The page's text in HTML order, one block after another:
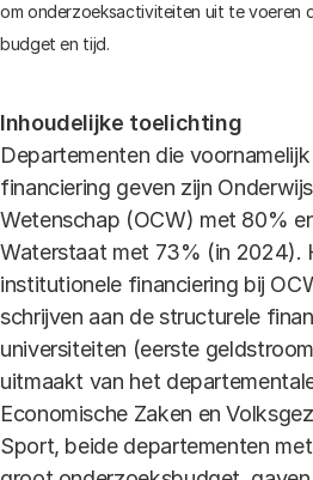
om onderzoeksactiviteiten uit te voeren
budget en tijd.
Inhoudelijke toelichting
Departementen die
financiering geven zijn
Wetenschap (OCW) met 80%
Waterstaat met 73% (in 2024).
institutionele financiering bij
schrijven aan de structurele
universiteiten (eerste
uitmaakt van het
Economische Zaken en
Sport, beide departementen